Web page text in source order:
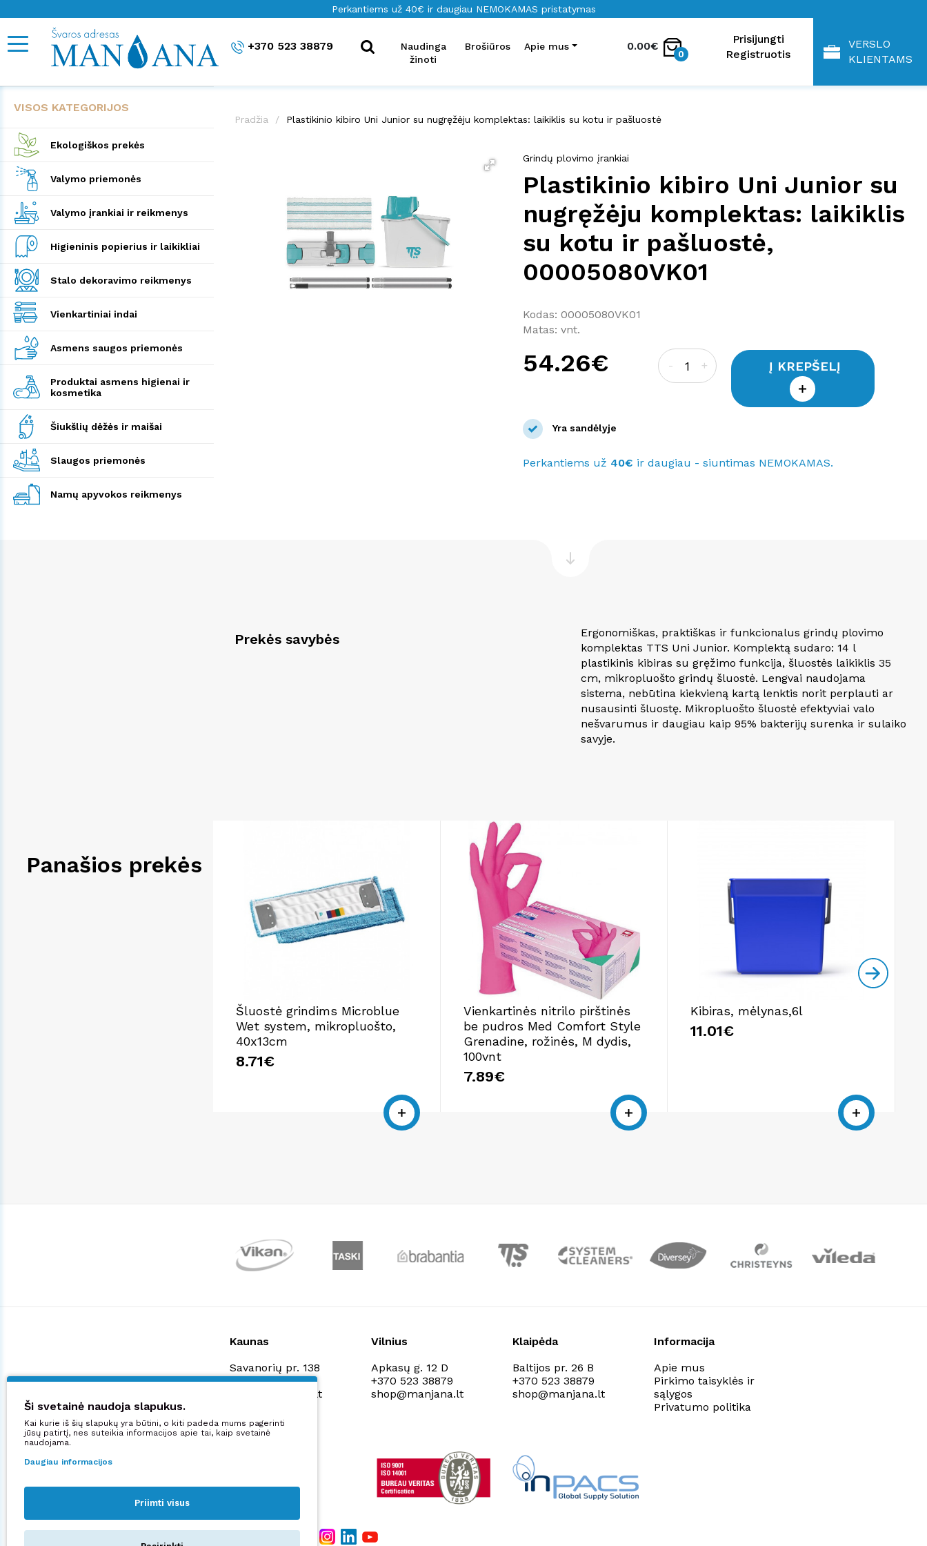
Perkantiems už 40€ ir daugiau NEMOKAMAS pristatymas
+370 523 38879
Naudinga
žinoti
Brošiūros Apie mus 0.00€
0
Prisijungti
Registruotis
VERSLO
KLIENTAMS
VISOS KATEGORIJOS
Ekologiškos prekės
Valymo priemonės
Valymo įrankiai ir reikmenys
Higieninis popierius ir laikikliai
Stalo dekoravimo reikmenys
Vienkartiniai indai
Asmens saugos priemonės
Produktai asmens higienai ir
kosmetika
Šiukšlių dėžės ir maišai
Slaugos priemonės
Namų apyvokos reikmenys
Pradžia Plastikinio kibiro Uni Junior su nugręžėju komplektas: laikiklis su kotu ir pašluostė
Grindų plovimo įrankiai
Plastikinio kibiro Uni Junior su
nugręžėju komplektas: laikiklis
su kotu ir pašluostė,
00005080VK01
Kodas: 00005080VK01
Matas: vnt.
54.26€ - + Į KREPŠELĮ
Yra sandėlyje
Perkantiems už 40€ ir daugiau - siuntimas NEMOKAMAS.
Prekės savybės
Ergonomiškas, praktiškas ir funkcionalus grindų plovimo
komplektas TTS Uni Junior. Komplektą sudaro: 14 l
plastikinis kibiras su gręžimo funkcija, šluostės laikiklis 35
cm, mikropluošto grindų šluostė. Lengvai naudojama
sistema, nebūtina kiekvieną kartą lenktis norit perplauti ar
nusausinti šluostę. Mikropluošto šluostė efektyviai valo
nešvarumus ir daugiau kaip 95% bakterijų surenka ir sulaiko
savyje.
Panašios prekės
Šluostė grindims Microblue
Wet system, mikropluošto,
40x13cm
8.71€
Vienkartinės nitrilo pirštinės
be pudros Med Comfort Style
Grenadine, rožinės, M dydis,
100vnt
7.89€
Kibiras, mėlynas,6l
11.01€
Kaunas
Savanorių pr. 138
+370 523 38879
shop@manjana.lt
Vilnius
Apkasų g. 12 D
+370 523 38879
shop@manjana.lt
Klaipėda
Baltijos pr. 26 B
+370 523 38879
shop@manjana.lt
Informacija
Apie mus
Pirkimo taisyklės ir
sąlygos
Privatumo politika
Didžiuojamės:
Ši svetainė naudoja slapukus.
Kai kurie iš šių slapukų yra būtini, o kiti padeda mums pagerinti
jūsų patirtį, nes suteikia informacijos apie tai, kaip svetainė
naudojama.
Daugiau informacijos
Priimti visus